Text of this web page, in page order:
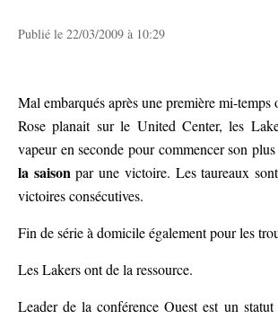
Publié le 22/03/2009 à 10:29
Mal embarqués après une première mi-temps
Rose planait sur le United Center, les
vapeur en seconde pour commencer son plus
la saison par une victoire. Les taureaux
victoires consécutives.
Fin de série à domicile également pour les
Les Lakers ont de la ressource.
Leader de la conférence Ouest est un